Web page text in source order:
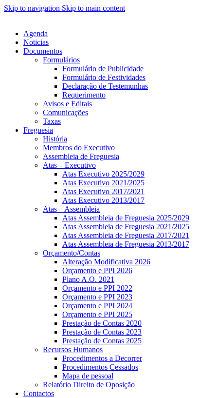
Skip to navigation Skip to main content
Agenda
Noticias
Documentos
Formulários
Formulário de Publicidade
Formulário de Festividades
Declaração de Testemunhas
Requerimento
Avisos e Editais
Comunicações
Taxas
Freguesia
História
Membros do Executivo
Assembleia de Freguesia
Atas – Executivo
Atas Executivo 2025/2029
Atas Executivo 2021/2025
Atas Executivo 2017/2021
Atas Executivo 2013/2017
Atas – Assembleia
Atas Assembleia de Freguesia 2025/2029
Atas Assembleia de Freguesia 2021/2025
Atas Assembleia de Freguesia 2017/2021
Atas Assembleia de Freguesia 2013/2017
Orçamento/Contas
Alteração Modificativa 2026
Orçamento e PPI 2026
Plano A.O. 2021
Orçamento e PPI 2022
Orçamento e PPI 2023
Orçamento e PPI 2024
Orçamento e PPI 2025
Prestação de Contas 2020
Prestação de Contas 2023
Prestação de Contas 2025
Recursos Humanos
Procedimentos a Decorrer
Procedimentos Cessados
Mapa de pessoal
Relatório Direito de Oposição
Contactos